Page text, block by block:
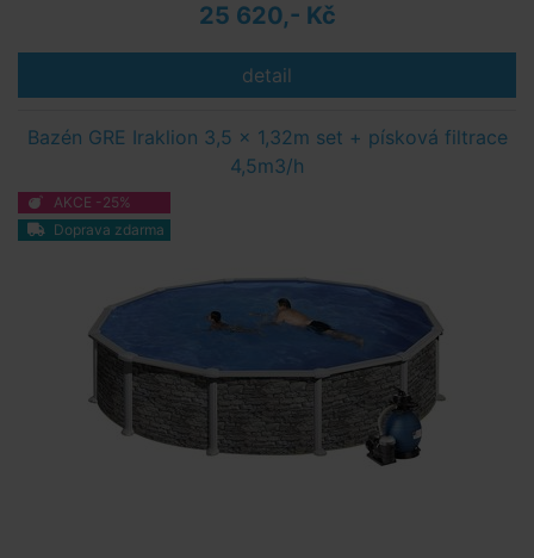
25 620,- Kč
detail
Bazén GRE Iraklion 3,5 x 1,32m set + písková filtrace
4,5m3/h
AKCE -25%
Doprava zdarma